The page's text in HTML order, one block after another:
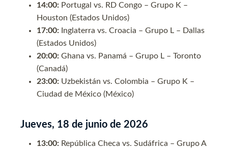
14:00: Portugal vs. RD Congo – Grupo K –
Houston (Estados Unidos)
17:00: Inglaterra vs. Croacia – Grupo L – Dallas
(Estados Unidos)
20:00: Ghana vs. Panamá – Grupo L – Toronto
(Canadá)
23:00: Uzbekistán vs. Colombia – Grupo K –
Ciudad de México (México)
Jueves, 18 de junio de 2026
13:00: República Checa vs. Sudáfrica – Grupo A